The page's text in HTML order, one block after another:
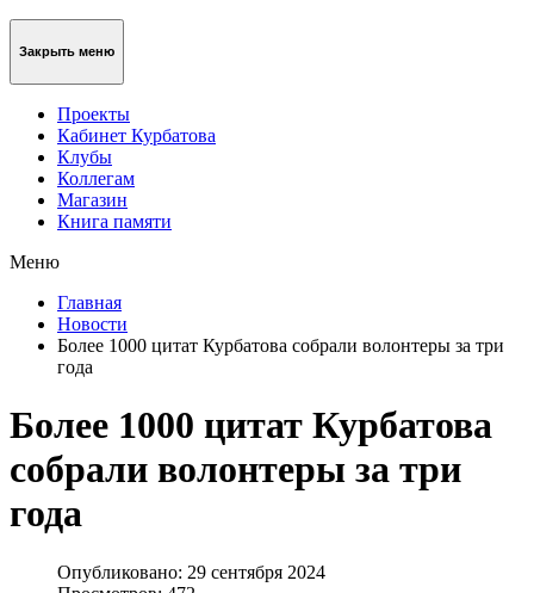
Закрыть меню
Проекты
Кабинет Курбатова
Клубы
Коллегам
Магазин
Книга памяти
Меню
Главная
Новости
Более 1000 цитат Курбатова собрали волонтеры за три
года
Более 1000 цитат Курбатова
собрали волонтеры за три
года
Опубликовано: 29 сентября 2024